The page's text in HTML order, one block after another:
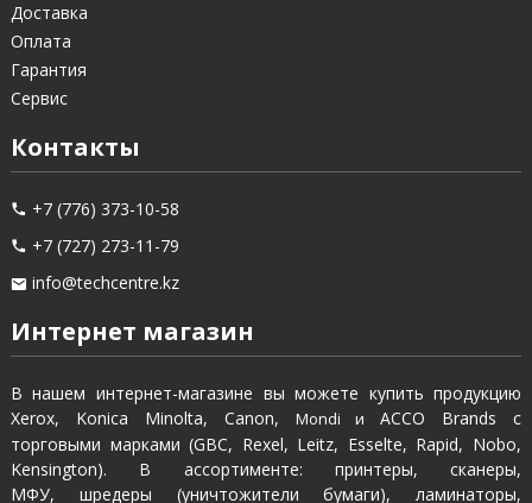
Доставка
Оплата
Гарантия
Сервис
Контакты
+7 (776) 373-10-58
+7 (727) 273-11-79
info@techcentre.kz
Интернет магазин
В нашем интернет-магазине вы можете купить продукцию
Xerox, Konica Minolta, Canon, Mondi иACCO Brands с
торговыми марками (GBC, Rexel, Leitz, Esselte, Rapid, Nobo,
Kensington). В ассортименте: принтеры, сканеры,
МФУ, шредеры (уничтожители бумаги), ламинаторы,